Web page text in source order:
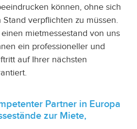
können, ohne sich
verpflichten zu müssen.
mietmessestand von uns
ein professioneller und
auf Ihrer nächsten
Partner in Europa
zur Miete,